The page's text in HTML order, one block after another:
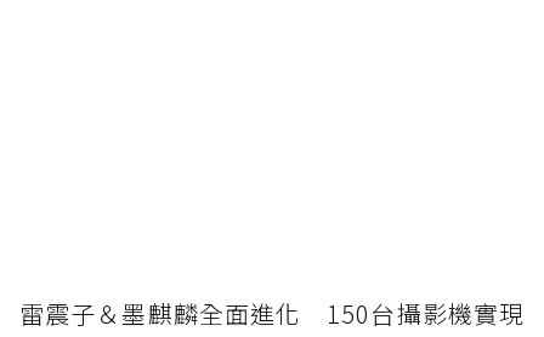
雷震子＆墨麒麟全面進化 150台攝影機實現